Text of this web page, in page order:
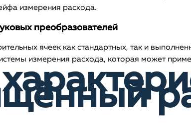
измерения расхода.
преобразователей
ячеек как стандартных, так и
измерения расхода, которая может